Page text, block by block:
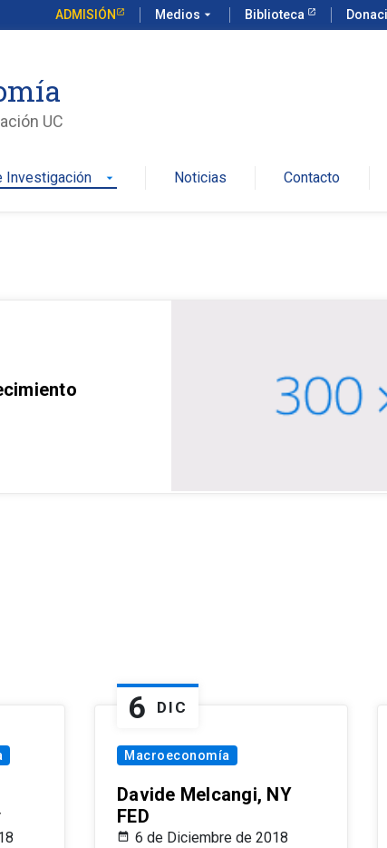
ADMISIÓN Medios arrow_drop_down Biblioteca
UC
Investigación arrow_drop_down Noticias Contacto
6 DIC
Macroeconomía
Davide Melcangi, NY
FED
6 de Diciembre de 2018